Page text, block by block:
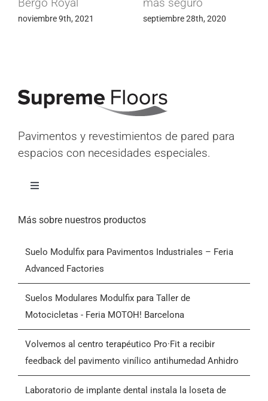
noviembre 9th, 2021 septiembre 28th, 2020
Pavimentos y revestimientos de pared para
espacios con necesidades especiales.
Alternar
Inicio
Productos
Quiénes somos
Contactar
Más sobre nuestros productos
Suelo Modulfix para Pavimentos Industriales – Feria
Advanced Factories
Suelos Modulares Modulfix para Taller de
Motocicletas - Feria MOTOH! Barcelona
Volvemos al centro terapéutico Pro·Fit a recibir
feedback del pavimento vinílico antihumedad Anhidro
Laboratorio de implante dental instala la loseta de